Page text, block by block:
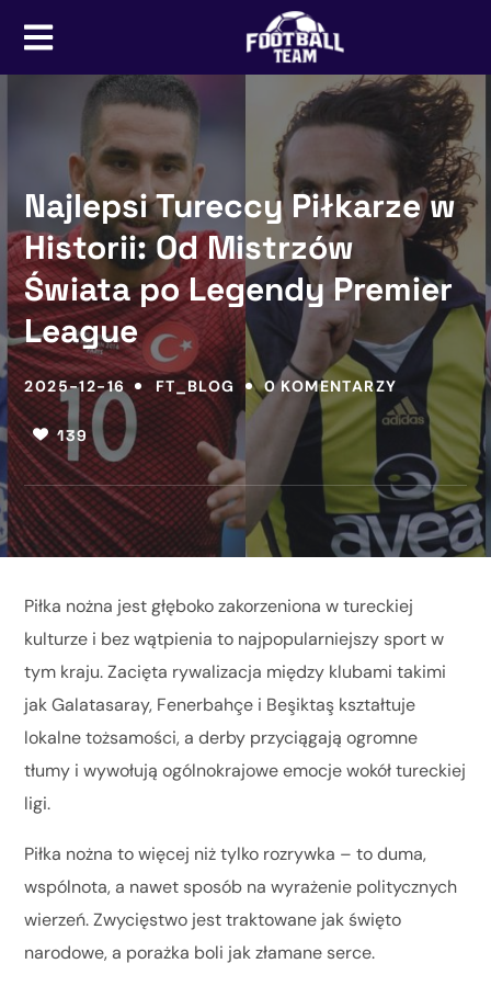
Najlepsi Tureccy Piłkarze w
Historii: Od Mistrzów
Świata po Legendy Premier
League
2025-12-16 FT_BLOG 0 KOMENTARZY
139
Piłka nożna jest głęboko zakorzeniona w tureckiej
kulturze i bez wątpienia to najpopularniejszy sport w
tym kraju. Zacięta rywalizacja między klubami takimi
jak Galatasaray, Fenerbahçe i Beşiktaş kształtuje
lokalne tożsamości, a derby przyciągają ogromne
tłumy i wywołują ogólnokrajowe emocje wokół tureckiej
ligi.
Piłka nożna to więcej niż tylko rozrywka – to duma,
wspólnota, a nawet sposób na wyrażenie politycznych
wierzeń. Zwycięstwo jest traktowane jak święto
narodowe, a porażka boli jak złamane serce.